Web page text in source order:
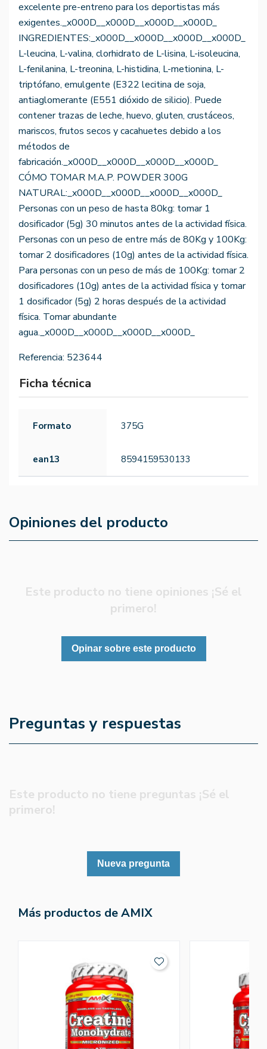
excelente pre-entreno para los deportistas más
exigentes._x000D__x000D__x000D__x000D_
INGREDIENTES:_x000D__x000D__x000D__x000D_
L-leucina, L-valina, clorhidrato de L-lisina, L-isoleucina,
L-fenilanina, L-treonina, L-histidina, L-metionina, L-
triptófano, emulgente (E322 lecitina de soja,
antiaglomerante (E551 dióxido de silicio). Puede
contener trazas de leche, huevo, gluten, crustáceos,
mariscos, frutos secos y cacahuetes debido a los
métodos de
fabricación._x000D__x000D__x000D__x000D_
CÓMO TOMAR M.A.P. POWDER 300G
NATURAL:_x000D__x000D__x000D__x000D_
Personas con un peso de hasta 80kg: tomar 1
dosificador (5g) 30 minutos antes de la actividad física.
Personas con un peso de entre más de 80Kg y 100Kg:
tomar 2 dosificadores (10g) antes de la actividad física.
Para personas con un peso de más de 100Kg: tomar 2
dosificadores (10g) antes de la actividad física y tomar
1 dosificador (5g) 2 horas después de la actividad
física. Tomar abundante
agua._x000D__x000D__x000D__x000D_
Referencia: 523644
Ficha técnica
Formato 375G
ean13 8594159530133
Opiniones del producto
Este producto no tiene opiniones ¡Sé el
primero!
Opinar sobre este producto
Preguntas y respuestas
Este producto no tiene preguntas ¡Sé el
primero!
Nueva pregunta
Más productos de AMIX